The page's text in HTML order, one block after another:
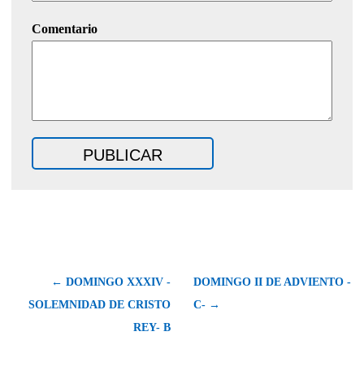
Comentario
← DOMINGO XXXIV -
SOLEMNIDAD DE CRISTO
REY- B
DOMINGO II DE ADVIENTO -
C- →